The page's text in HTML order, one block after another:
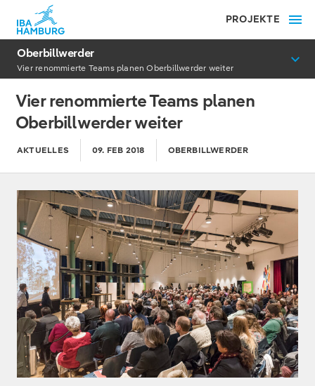
PROJEKTE
Oberbillwerder
Vier renommierte Teams planen Oberbillwerder weiter
Vier renommierte Teams planen
Oberbillwerder weiter
AKTUELLES 09. FEB 2018 OBERBILLWERDER